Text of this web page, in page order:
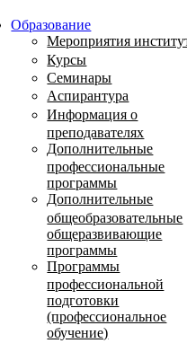
Образование
Мероприятия
Курсы
Семинары
Аспирантура
Информация о
преподавателях
Дополнительные
профессиональные
программы
Дополнительные
общеобразовательные
общеразвивающие
программы
Программы
профессиональной
подготовки
(профессиональное
обучение)